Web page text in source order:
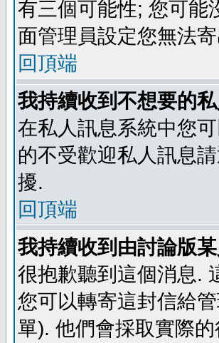
有三個可能性; 您可能
面管理員設定您無法
回頂端
我持續收到不想要的
在私人訊息系統中您
的不受歡迎私人訊息
擾.
回頂端
我持續收到由討論版
很抱歉聽到這個消息.
您可以轉寄這封信給
單). 他們會採取實際的